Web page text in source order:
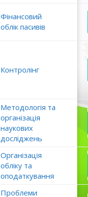
Фінансовий
облік пасивів
Контролінг
Методологія та
організація
наукових
досліджень
Організація
обліку та
оподаткування
Проблеми